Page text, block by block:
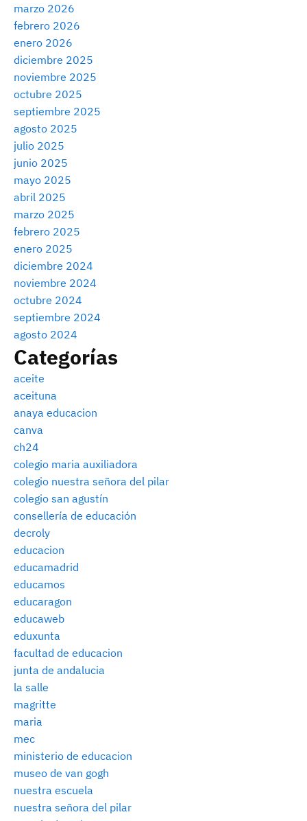
marzo 2026
febrero 2026
enero 2026
diciembre 2025
noviembre 2025
octubre 2025
septiembre 2025
agosto 2025
julio 2025
junio 2025
mayo 2025
abril 2025
marzo 2025
febrero 2025
enero 2025
diciembre 2024
noviembre 2024
octubre 2024
septiembre 2024
agosto 2024
Categorías
aceite
aceituna
anaya educacion
canva
ch24
colegio maria auxiliadora
colegio nuestra señora del pilar
colegio san agustín
consellería de educación
decroly
educacion
educamadrid
educamos
educaragon
educaweb
eduxunta
facultad de educacion
junta de andalucia
la salle
magritte
maria
mec
ministerio de educacion
museo de van gogh
nuestra escuela
nuestra señora del pilar